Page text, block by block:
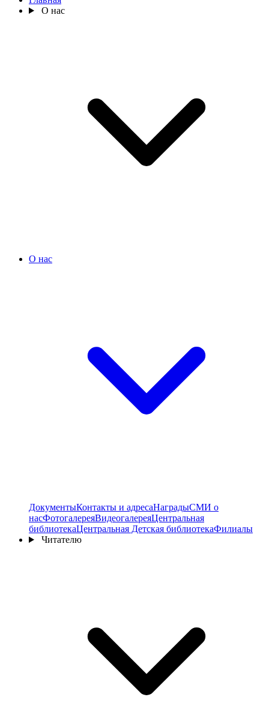
О нас
О нас
ДокументыКонтакты и адресаНаградыСМИ о
насФотогалереяВидеогалереяЦентральная
библиотекаЦентральная Детская библиотекаФилиалы
Читателю